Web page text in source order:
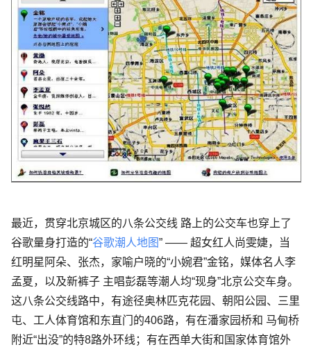
最近，贯穿北京城区的八条公交线 路上的公交车也穿上了
谷歌量身打造的“谷歌潮人地图” —— 超女红人尚雯婕，当
红明星阿朵、张杰，家喻户晓的“小婉君”金铭，媒体名人李
孟夏，以及新裤子 主唱彭磊等潮人均“现身”北京公交车身。
这八条公交线路中，有途径奥林匹克花园、朝阳公园、三里
屯、工人体育馆和东直门的406路，有在潘家园桥和 马甸桥
附近“出没”的特8路外环线；有在西单大街和国家体育馆外